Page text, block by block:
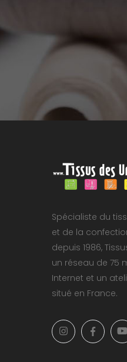
Spécialiste du
et de la
depuis 1986,
un réseau de 75
Internet et un
situé en France.